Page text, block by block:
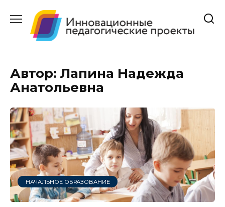
содержанию
Автор: Лапина Надежда
Анатольевна
НАЧАЛЬНОЕ ОБРАЗОВАНИЕ